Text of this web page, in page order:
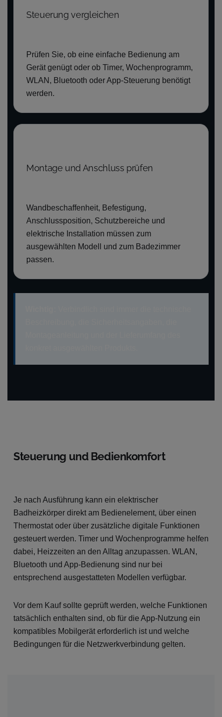
Steuerung vergleichen
Prüfen Sie, ob eine einfache Bedienung am
Gerät genügt oder ob Timer, Wochenprogramm,
WLAN, Bluetooth oder App-Steuerung benötigt
werden.
Montage und Anschluss prüfen
Wandbeschaffenheit, Befestigung,
Anschlussposition, Schutzbereiche und
elektrische Installation müssen zum
ausgewählten Modell und zum Badezimmer
passen.
Steuerung und Bedienkomfort
Je nach Ausführung kann ein elektrischer
Badheizkörper direkt am Bedienelement, über einen
Thermostat oder über zusätzliche digitale Funktionen
gesteuert werden. Timer und Wochenprogramme helfen
dabei, Heizzeiten an den Alltag anzupassen. WLAN,
Bluetooth und App-Bedienung sind nur bei
entsprechend ausgestatteten Modellen verfügbar.
Vor dem Kauf sollte geprüft werden, welche Funktionen
tatsächlich enthalten sind, ob für die App-Nutzung ein
kompatibles Mobilgerät erforderlich ist und welche
Bedingungen für die Netzwerkverbindung gelten.